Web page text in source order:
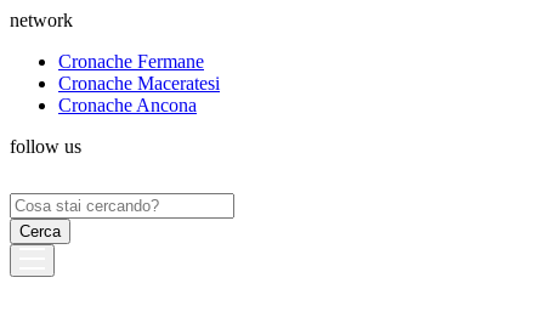
network
Cronache Fermane
Cronache Maceratesi
Cronache Ancona
follow us
Ricerca
per: